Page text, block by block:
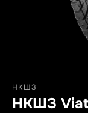
НКШЗ
НКШЗ